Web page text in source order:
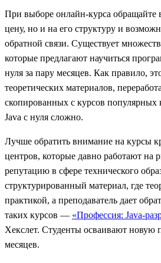
При выборе онлайн-курса обращайте
цену, но и на его структуру и
обратной связи. Существует
которые предлагают научиться
нуля за пару месяцев. Как правило,
теоретических материалов,
скопированных с курсов популярных
Java с нуля сложно.
Лучше обратить внимание на курсы
центров, которые давно работают
репутацию в сфере технического
структурированный материал, где
практикой, а преподаватель дает
таких курсов — «Профессия: Java-
Хекслет. Студенты осваивают новую
месяцев.